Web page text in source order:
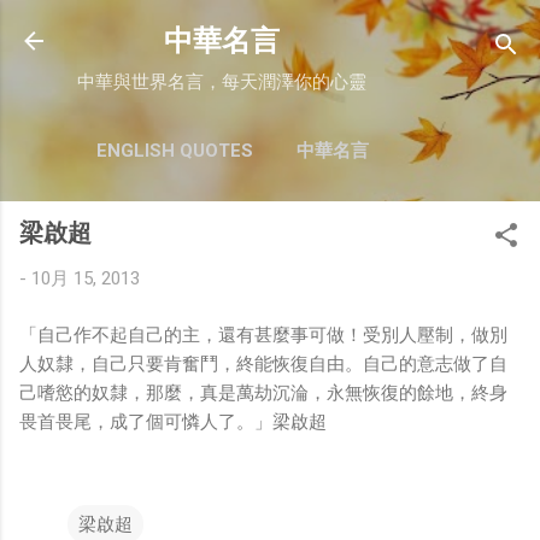
跳至主要內容
中華名言
中華與世界名言，每天潤澤你的心靈
ENGLISH QUOTES 中華名言
梁啟超
- 10月 15, 2013
「自己作不起自己的主，還有甚麼事可做！受別人壓制，做別
人奴隸，自己只要肯奮鬥，終能恢復自由。自己的意志做了自
己嗜慾的奴隸，那麼，真是萬劫沉淪，永無恢復的餘地，終身
畏首畏尾，成了個可憐人了。」梁啟超
梁啟超